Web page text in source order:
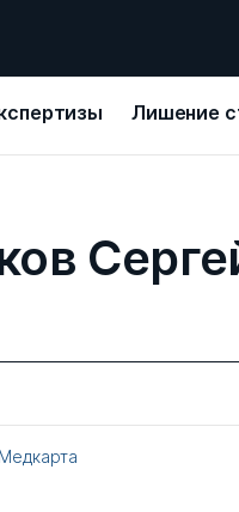
Лишение
Медкарта